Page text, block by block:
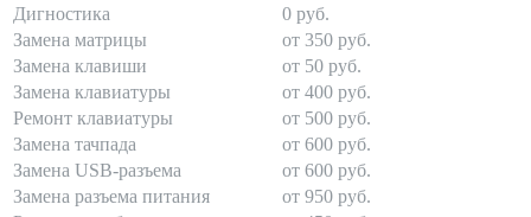
Дигностика
0 руб.
Замена матрицы
от 350 руб.
Замена клавиши
от 50 руб.
Замена клавиатуры
от 400 руб.
Ремонт клавиатуры
от 500 руб.
Замена тачпада
от 600 руб.
Замена USB-разъема
от 600 руб.
Замена разъема питания
от 950 руб.